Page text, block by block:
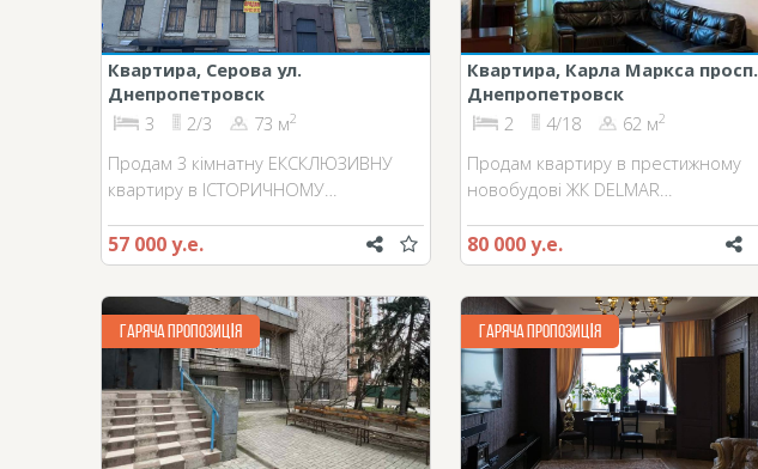
Квартира, Серова ул.
Днепропетровск
3
2/3 73 м2
Продам 3 кімнатну ЕКСКЛЮЗИВНУ
квартиру в ІСТОРИЧНОМУ…
57 000 у.е.
Квартира, Карла Маркса просп.
Днепропетровск
2
4/18 62 м2
Продам квартиру в престижному
новобудові ЖК DELMAR…
80 000 у.е.
ГАРЯЧА ПРОПОЗИЦІЯ ГАРЯЧА ПРОПОЗИЦІЯ